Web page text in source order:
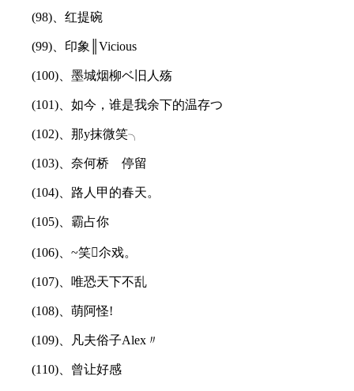
(98)、红提碗
(99)、印象║Vicious
(100)、墨城烟柳ベ旧人殇
(101)、如今，谁是我余下的温存つ
(102)、那y抹微笑╮
(103)、奈何桥ゝ停留
(104)、路人甲的春天。
(105)、霸占你
(106)、~笑尒戏。
(107)、唯恐天下不乱
(108)、萌阿怪!
(109)、凡夫俗子Alex〃
(110)、曾让好感